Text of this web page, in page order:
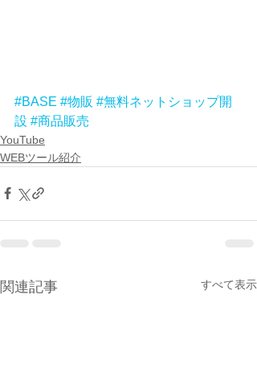
#BASE #物販 #無料ネットショップ開
設 #商品販売
YouTube
WEBツール紹介
関連記事 すべて表示